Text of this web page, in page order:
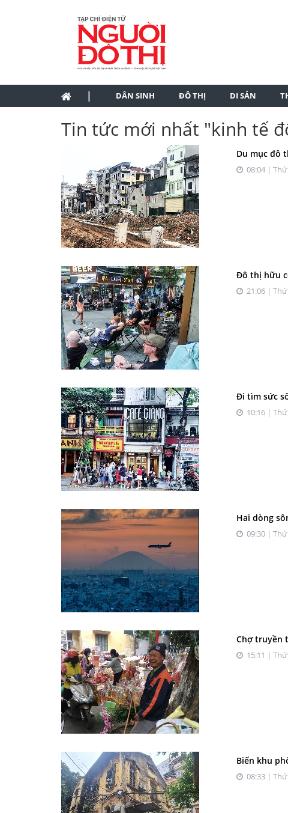
| DÂN SINH ĐÔ THỊ DI SẢN
Tin tức mới nhất "kinh tế
Du mục đô
08:04 |
Đô thị hữu
21:06 |
Đi tìm sức
10:16 |
Hai dòng
09:30 |
Chợ truyền
15:11 |
Biến khu
08:33 |